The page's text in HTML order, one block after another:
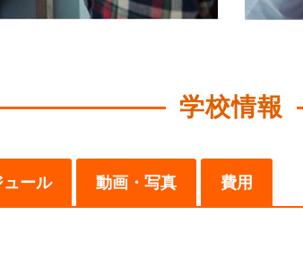
学校情報
ュール 動画・写真 費用